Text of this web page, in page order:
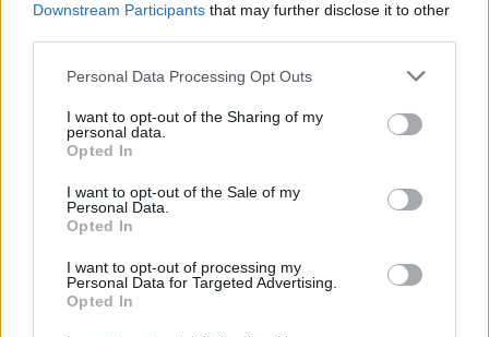
Downstream Participants that may further disclose it to other
Personal Data Processing Opt Outs
I want to opt-out of the Sharing of my
personal data.
Opted In
I want to opt-out of the Sale of my
Personal Data.
Opted In
I want to opt-out of processing my
Personal Data for Targeted Advertising.
Opted In
και λίγες ημέρες μετά βρέθηκε νεκρή
6 Αυγούστου 2026 16:57
ΚΡΗΤΗ • ΝΕΟΙ ΟΡΙΖΟΝΤΕΣ
Κτηματολόγιο: Ποιοι μπορούν να
δηλώσουν το ακίνητό τους και μετά
ΔΙΕΘΝΗ
ανθρωπότητα